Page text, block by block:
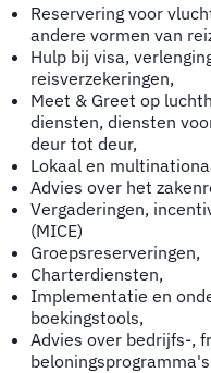
Reservering voor
andere vormen van
Hulp bij visa,
reisverzekeringen,
Meet & Greet op
diensten, diensten
deur tot deur,
Lokaal en
Advies over het
Vergaderingen,
(MICE)
Groepsreserveringen,
Charterdiensten,
Implementatie en
boekingstools,
Advies over bedrijfs-,